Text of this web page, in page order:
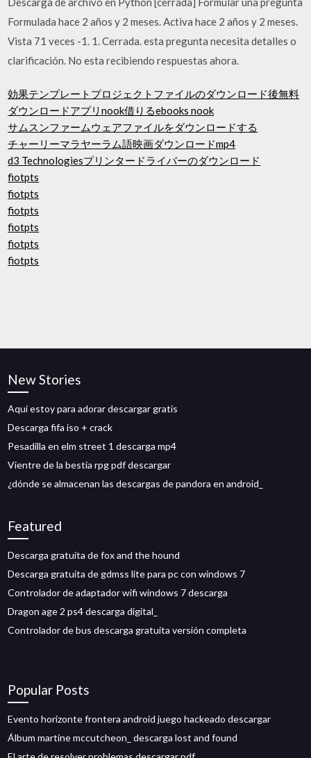
Formulada hace 2 años y 2 meses. Activa hace 2 años y 2 meses.
Vista 71 veces -1. 1. Cerrada. esta pregunta necesita detalles o
clarificación. No esta recibiendo respuestas ahora.
効果テンプレートプロジェクトファイルのダウンロード後無料
ダウンロードアプリnook借りるebooks nook
サムスンファームウェアファイルをダウンロードする
チャーリーマラヤーラム語映画ダウンロードmp4
d3 Technologiesプリンタードライバーのダウンロード
fiotpts
fiotpts
fiotpts
fiotpts
fiotpts
fiotpts
New Stories
Aquí estoy para adorar descargar gratis
Descarga fifa iso + crack
Pesadilla en elm street 1 descarga mp4
Vientre de la bestia rpg pdf descargar
¿dónde se almacenan las descargas de pandora en android_
Featured
Descarga gratuita de fox and the hound
Descarga gratuita de gdmss lite para pc con windows 7
Controlador de adaptador wifi windows 7 descarga
Dragon age 2 ps4 descarga digital_
Controlador de bus descarga gratuita versión completa
Popular Posts
Evento horizonte frontera android juego hackeado descargar
Álbum martine mccutcheon_ descarga lost and found